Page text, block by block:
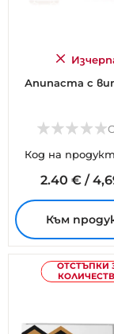
Апипаста с
Код на
2.40 €/
Към
ОТСТЪПКИ